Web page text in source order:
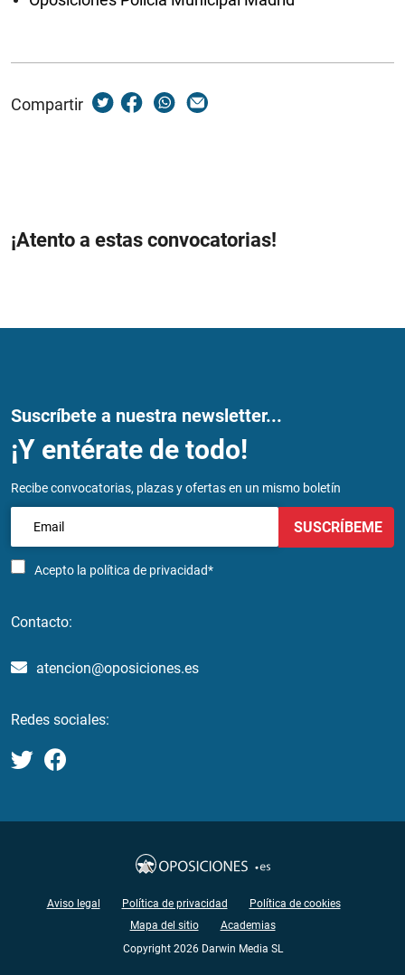
Compartir
¡Atento a estas convocatorias!
Suscríbete a nuestra newsletter...
¡Y entérate de todo!
Recibe convocatorias, plazas y ofertas en un mismo boletín
Acepto la política de privacidad*
SUSCRÍBEME
Contacto:
atencion@oposiciones.es
Redes sociales:
Aviso legal Política de privacidad
Política de cookies
Mapa del sitio
Academias
Copyright 2026 Darwin Media SL